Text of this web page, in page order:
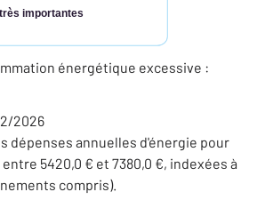
importantes
énergétique excessive :
2026
dépenses annuelles d'énergie pour
5420,0 € et 7380,0 €, indexées à
compris).